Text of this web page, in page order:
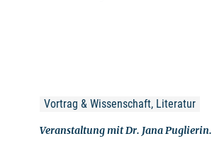
Vortrag & Wissenschaft, Literatur
Veranstaltung mit Dr. Jana Puglierin.